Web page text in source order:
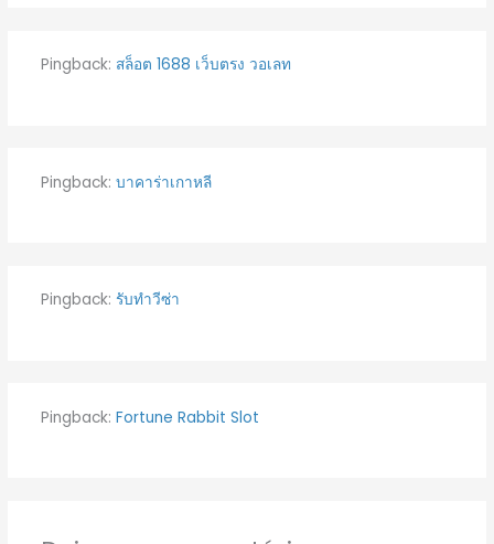
Pingback: สล็อต 1688 เว็บตรง วอเลท
Pingback: บาคาร่าเกาหลี
Pingback: รับทำวีซ่า
Pingback: Fortune Rabbit Slot